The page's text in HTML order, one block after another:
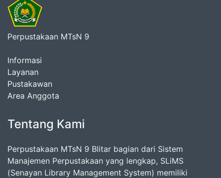
Perpustakaan MTsN 9
Informasi
Layanan
Pustakawan
Area Anggota
Tentang Kami
Perpustakaan MTsN 9 Blitar bagian dari Sistem
Manajemen Perpustakaan yang lengkap, SLiMS
(Senayan Library Management System) memiliki